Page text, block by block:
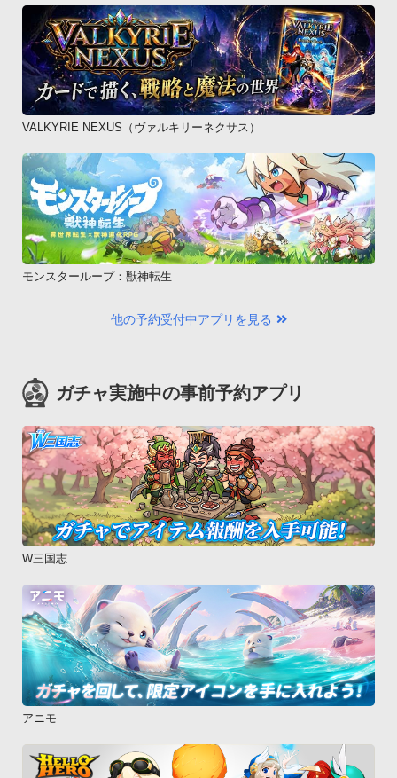
VALKYRIE NEXUS（ヴァルキリーネクサス）
モンスターループ：獣神転生
他の予約受付中アプリを見る
ガチャ実施中の事前予約アプリ
W三国志
アニモ